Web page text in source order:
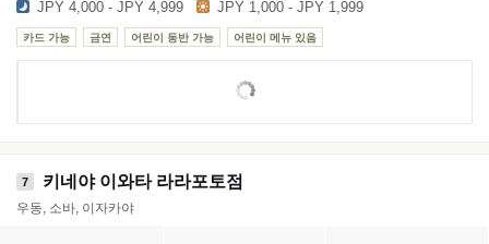
JPY 4,000 - JPY 4,999 JPY 1,000 - JPY 1,999
카드 가능 금연 어린이 동반 가능 어린이 메뉴 있음
7 키네야 이와타 라라포토점
우동, 소바, 이자카야